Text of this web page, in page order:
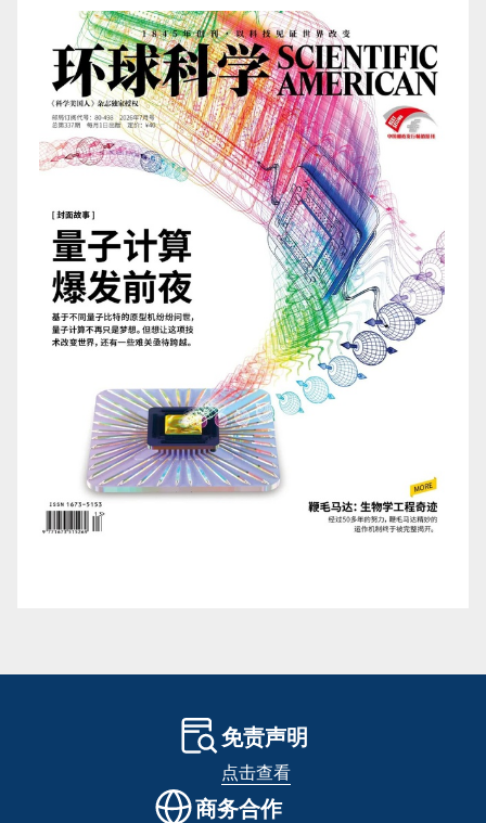
免责声明
点击查看
商务合作